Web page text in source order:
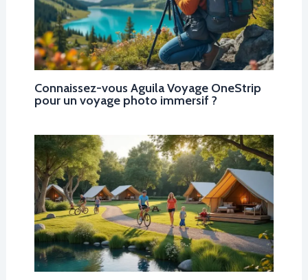
Connaissez-vous Aguila Voyage OneStrip
pour un voyage photo immersif ?